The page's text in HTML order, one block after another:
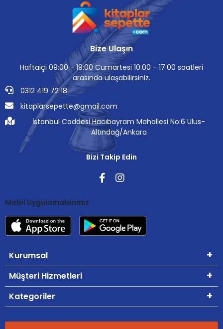
Bize Ulaşın
Haftaiçi 09:00 - 19:00 Cumartesi 10:00 - 17:00 saatleri
arasında ulaşabilirsiniz.
0312 419 72 18
kitaplarsepette@gmail.com
İstanbul Caddesi Hacıbayram Mahallesi No:6 Ulus-
Altındağ/Ankara
Bizi Takip Edin
Mobil Uygulamalarımız
Kurumsal
Müşteri Hizmetleri
Kategoriler